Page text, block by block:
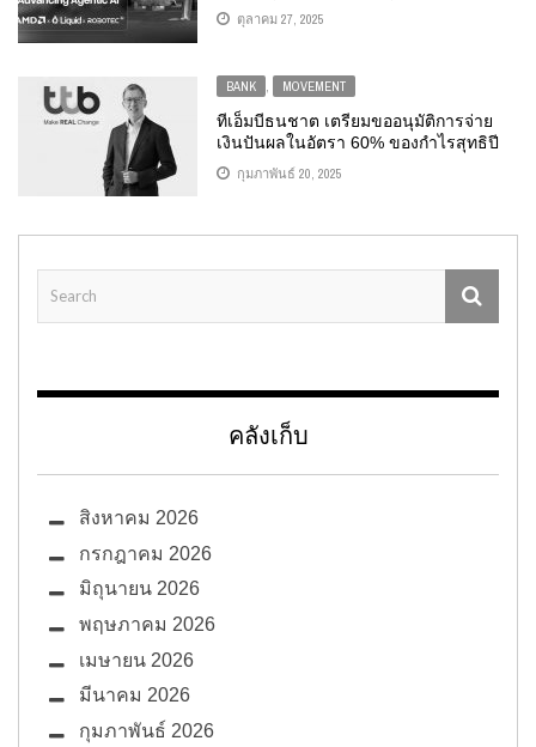
ตุลาคม 27, 2025
BANK , MOVEMENT
ทีเอ็มบีธนชาต เตรียมขออนุมัติการจ่าย
เงินปันผลในอัตรา 60% ของกำไรสุทธิปี
2567กุมภาพันธ์ 20, 2025
คลังเก็บ
สิงหาคม 2026
กรกฎาคม 2026
มิถุนายน 2026
พฤษภาคม 2026
เมษายน 2026
มีนาคม 2026
กุมภาพันธ์ 2026